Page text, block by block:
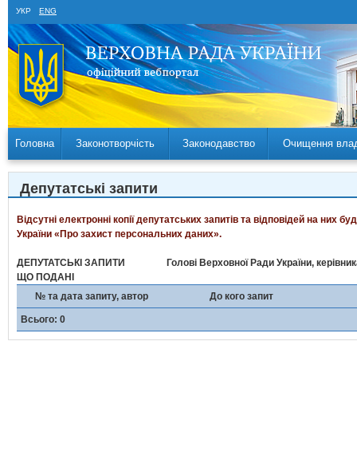
УКР ENG
Головна Законотворчість Законодавство Очищення
Депутатські запити
Відсутні електронні копії депутатських запитів та відповідей на
України «Про захист персональних даних».
ДЕПУТАТСЬКІ ЗАПИТИ
ЩО ПОДАНІ
Голові Верховної Ради України,
№ та дата запиту, автор До кого запит
Всього: 0